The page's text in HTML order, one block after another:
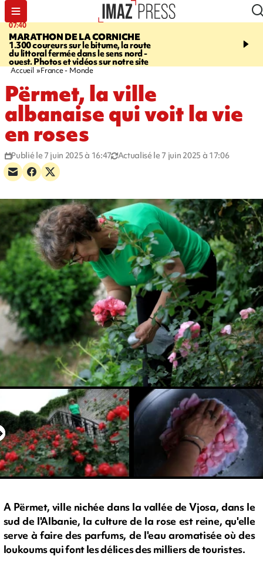
07:40
MARATHON DE LA CORNICHE
1.300 coureurs sur le bitume, la route
du littoral fermée dans le sens nord -
ouest. Photos et vidéos sur notre site
10:33
l’enfance - une
Accueil France - Monde
Përmet, la ville
albanaise qui voit la vie
en roses
Publié le 7 juin 2025 à 16:47 Actualisé le 7 juin 2025 à 17:06
A Përmet, ville nichée dans la vallée de Vjosa, dans le
sud de l'Albanie, la culture de la rose est reine, qu'elle
serve à faire des parfums, de l'eau aromatisée où des
loukoums qui font les délices des milliers de touristes.